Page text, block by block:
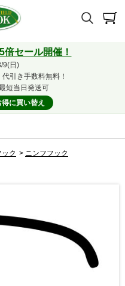
セール開催！
9(日)
引き手数料無料！
短当日発送可
に買い替え
ク > ニンフフック